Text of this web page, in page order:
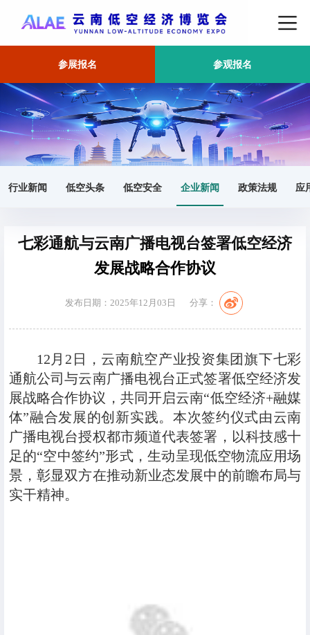
参展报名 参观报名
行业新闻 低空头条 低空安全 企业新闻 政策法规 应
首页 企业新闻 正文
七彩通航与云南广播电视台签署低空经济
发展战略合作协议
发布日期：2025年12月03日 分享：
12月2日，云南航空产业投资集团旗下七彩
通航公司与云南广播电视台正式签署低空经济发
展战略合作协议，共同开启云南“低空经济+融媒
体”融合发展的创新实践。本次签约仪式由云南
广播电视台授权都市频道代表签署，以科技感十
足的“空中签约”形式，生动呈现低空物流应用场
景，彰显双方在推动新业态发展中的前瞻布局与
实干精神。